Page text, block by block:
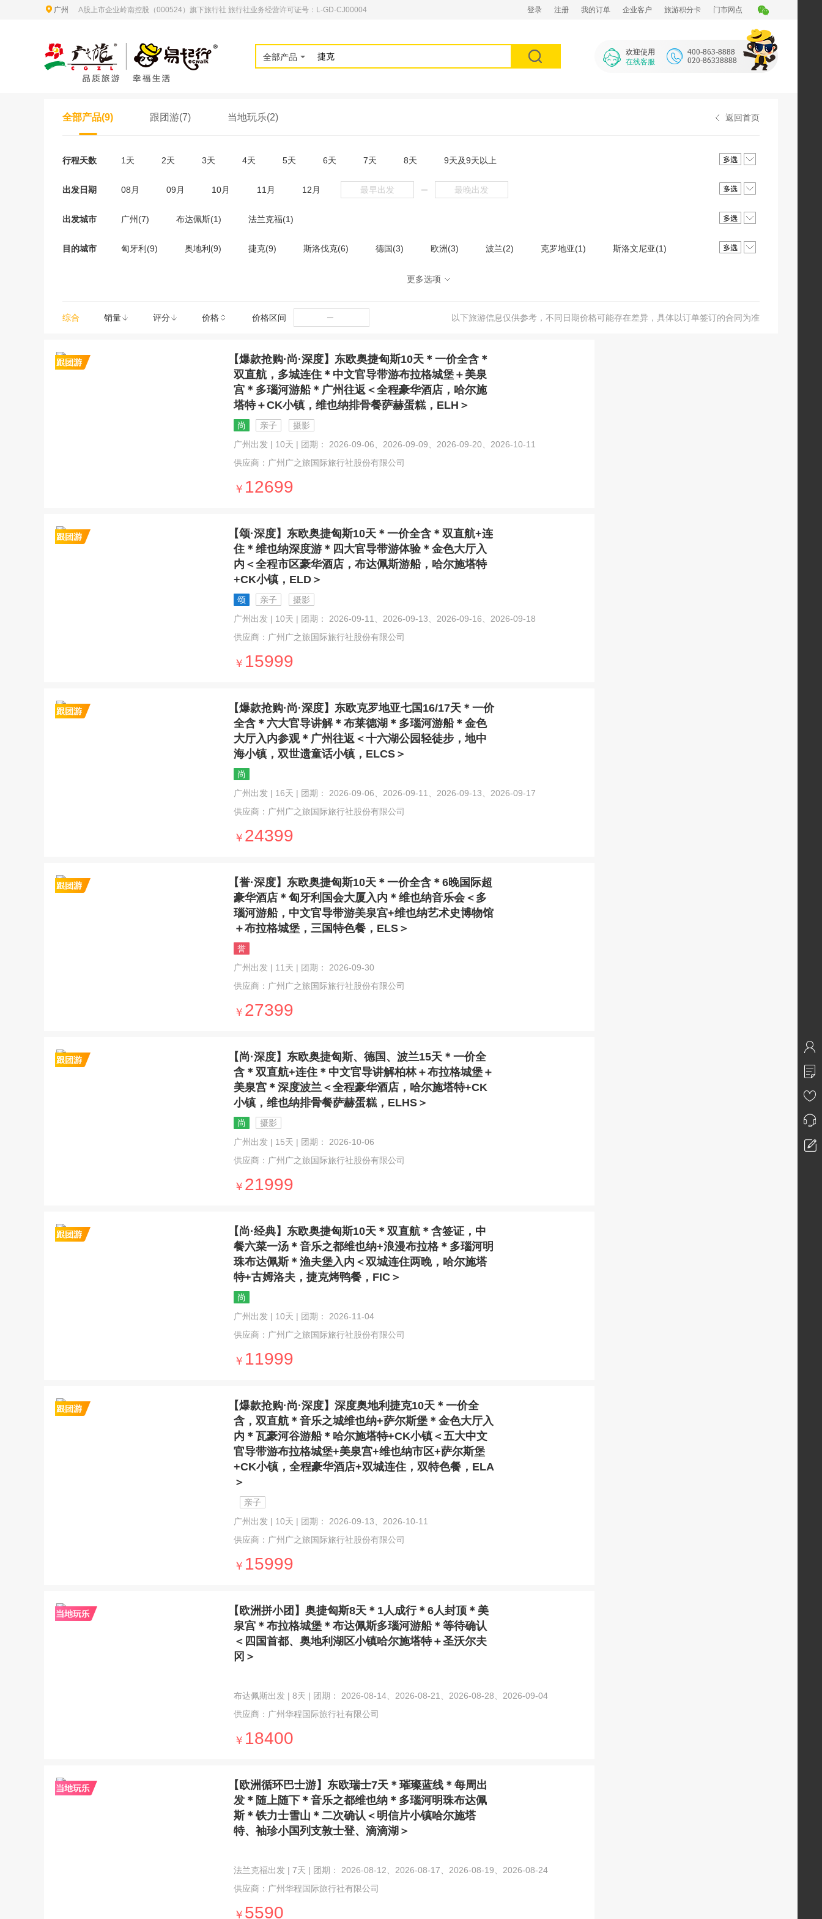
广州 A股上市企业岭南控股（000524）旗下旅行社 旅行社业务经营许可证号：L-GD-CJ00004 登录 注册 我的订单 企业客户 旅游积分卡 门市网点
全部产品
欢迎使用
在线客服
返回首页
全部产品(9) 跟团游(7) 当地玩乐(2)
行程天数 1天 2天 3天 4天 5天 6天 7天 8天 9天及9天以上
出发日期 08月 09月 10月 11月 12月 ─
出发城市 广州(7) 布达佩斯(1) 法兰克福(1)
目的城市 匈牙利(9) 奥地利(9) 捷克(9) 斯洛伐克(6) 德国(3) 欧洲(3) 波兰(2) 克罗地亚(1) 斯洛文尼亚(1)
更多选项
综合 销量 评分 价格 价格区间 ─ 以下旅游信息仅供参考，不同日期价格可能存在差异，具体以订单签订的合同为准
【爆款抢购·尚·深度】东欧奥捷匈斯10天＊一价全含＊
双直航，多城连住＊中文官导带游布拉格城堡＋美泉
宫＊多瑙河游船＊广州往返＜全程豪华酒店，哈尔施
塔特＋CK小镇，维也纳排骨餐萨赫蛋糕，ELH＞
尚 亲子
摄影
广州出发 | 10天 | 团期： 2026-09-06、2026-09-09、2026-09-20、2026-10-11
供应商：广州广之旅国际旅行社股份有限公司
￥ 12699
【颂·深度】东欧奥捷匈斯10天＊一价全含＊双直航+连
住＊维也纳深度游＊四大官导带游体验＊金色大厅入
内＜全程市区豪华酒店，布达佩斯游船，哈尔施塔特
+CK小镇，ELD＞
颂 亲子
摄影
广州出发 | 10天 | 团期： 2026-09-11、2026-09-13、2026-09-16、2026-09-18
供应商：广州广之旅国际旅行社股份有限公司
￥ 15999
【爆款抢购·尚·深度】东欧克罗地亚七国16/17天＊一价
全含＊六大官导讲解＊布莱德湖＊多瑙河游船＊金色
大厅入内参观＊广州往返＜十六湖公园轻徒步，地中
海小镇，双世遗童话小镇，ELCS＞
尚
广州出发 | 16天 | 团期： 2026-09-06、2026-09-11、2026-09-13、2026-09-17
供应商：广州广之旅国际旅行社股份有限公司
￥ 24399
【誉·深度】东欧奥捷匈斯10天＊一价全含＊6晚国际超
豪华酒店＊匈牙利国会大厦入内＊维也纳音乐会＜多
瑙河游船，中文官导带游美泉宫+维也纳艺术史博物馆
＋布拉格城堡，三国特色餐，ELS＞
誉
广州出发 | 11天 | 团期： 2026-09-30
供应商：广州广之旅国际旅行社股份有限公司
￥ 27399
【尚·深度】东欧奥捷匈斯、德国、波兰15天＊一价全
含＊双直航+连住＊中文官导讲解柏林＋布拉格城堡＋
美泉宫＊深度波兰＜全程豪华酒店，哈尔施塔特+CK
小镇，维也纳排骨餐萨赫蛋糕，ELHS＞
尚
摄影
广州出发 | 15天 | 团期： 2026-10-06
供应商：广州广之旅国际旅行社股份有限公司
￥ 21999
【尚·经典】东欧奥捷匈斯10天＊双直航＊含签证，中
餐六菜一汤＊音乐之都维也纳+浪漫布拉格＊多瑙河明
珠布达佩斯＊渔夫堡入内＜双城连住两晚，哈尔施塔
特+古姆洛夫，捷克烤鸭餐，FIC＞
尚
广州出发 | 10天 | 团期： 2026-11-04
供应商：广州广之旅国际旅行社股份有限公司
￥ 11999
【爆款抢购·尚·深度】深度奥地利捷克10天＊一价全
含，双直航＊音乐之城维也纳+萨尔斯堡＊金色大厅入
内＊瓦豪河谷游船＊哈尔施塔特+CK小镇＜五大中文
官导带游布拉格城堡+美泉宫+维也纳市区+萨尔斯堡
+CK小镇，全程豪华酒店+双城连住，双特色餐，ELA
＞
亲子
广州出发 | 10天 | 团期： 2026-09-13、2026-10-11
供应商：广州广之旅国际旅行社股份有限公司
￥ 15999
【欧洲拼小团】奥捷匈斯8天＊1人成行＊6人封顶＊美
泉宫＊布拉格城堡＊布达佩斯多瑙河游船＊等待确认
＜四国首都、奥地利湖区小镇哈尔施塔特＋圣沃尔夫
冈＞
布达佩斯出发 | 8天 | 团期： 2026-08-14、2026-08-21、2026-08-28、2026-09-04
供应商：广州华程国际旅行社有限公司
￥ 18400
【欧洲循环巴士游】东欧瑞士7天＊璀璨蓝线＊每周出
发＊随上随下＊音乐之都维也纳＊多瑙河明珠布达佩
斯＊铁力士雪山＊二次确认＜明信片小镇哈尔施塔
特、袖珍小国列支敦士登、滴滴湖＞
法兰克福出发 | 7天 | 团期： 2026-08-12、2026-08-17、2026-08-19、2026-08-24
供应商：广州华程国际旅行社有限公司
￥ 5590